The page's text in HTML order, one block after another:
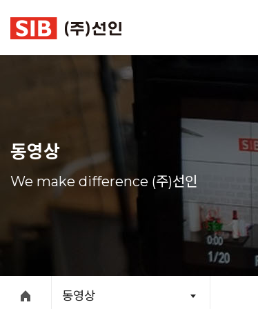
동영상
We make difference (주)선인
동영상